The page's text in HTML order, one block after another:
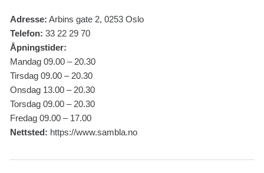
Adresse: Arbins gate 2, 0253 Oslo
Telefon: 33 22 29 70
Åpningstider:
Mandag 09.00 – 20.30
Tirsdag 09.00 – 20.30
Onsdag 13.00 – 20.30
Torsdag 09.00 – 20.30
Fredag 09.00 – 17.00
Nettsted: https://www.sambla.no